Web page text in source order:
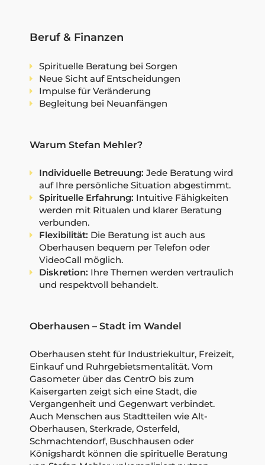
Beruf & Finanzen
Spirituelle Beratung bei Sorgen
Neue Sicht auf Entscheidungen
Impulse für Veränderung
Begleitung bei Neuanfängen
Warum Stefan Mehler?
Individuelle Betreuung: Jede Beratung wird
auf Ihre persönliche Situation abgestimmt.
Spirituelle Erfahrung: Intuitive Fähigkeiten
werden mit Ritualen und klarer Beratung
verbunden.
Flexibilität: Die Beratung ist auch aus
Oberhausen bequem per Telefon oder
VideoCall möglich.
Diskretion: Ihre Themen werden vertraulich
und respektvoll behandelt.
Oberhausen – Stadt im Wandel
Oberhausen steht für Industriekultur, Freizeit,
Einkauf und Ruhrgebietsmentalität. Vom
Gasometer über das CentrO bis zum
Kaisergarten zeigt sich eine Stadt, die
Vergangenheit und Gegenwart verbindet.
Auch Menschen aus Stadtteilen wie Alt-
Oberhausen, Sterkrade, Osterfeld,
Schmachtendorf, Buschhausen oder
Königshardt können die spirituelle Beratung